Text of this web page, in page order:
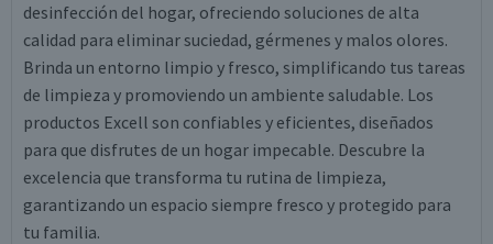
desinfección del hogar, ofreciendo soluciones de alta
calidad para eliminar suciedad, gérmenes y malos olores.
Brinda un entorno limpio y fresco, simplificando tus tareas
de limpieza y promoviendo un ambiente saludable. Los
productos Excell son confiables y eficientes, diseñados
para que disfrutes de un hogar impecable. Descubre la
excelencia que transforma tu rutina de limpieza,
garantizando un espacio siempre fresco y protegido para
tu familia.